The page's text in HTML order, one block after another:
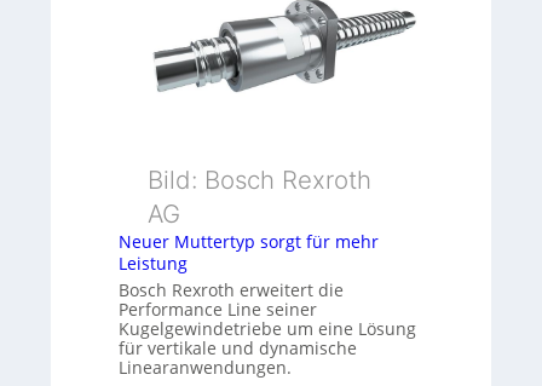
n
s
m
u
u
d
Z
u
g
e
b
o
i
i
e
r
Bild: Bosch Rexroth
AG
Neuer Muttertyp sorgt für mehr
Leistung
Bosch Rexroth erweitert die
Performance Line seiner
Kugelgewindetriebe um eine Lösung
für vertikale und dynamische
Linearanwendungen.